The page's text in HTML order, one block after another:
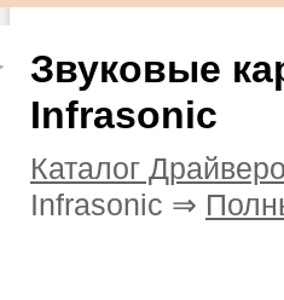
Звуковые
Infrasonic
Каталог
Infrasonic ⇒